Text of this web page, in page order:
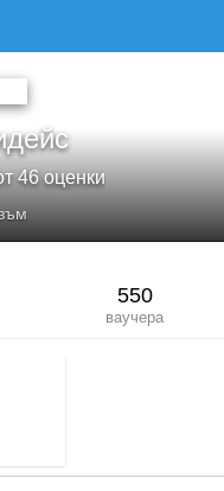
46 оценки
550
ваучера